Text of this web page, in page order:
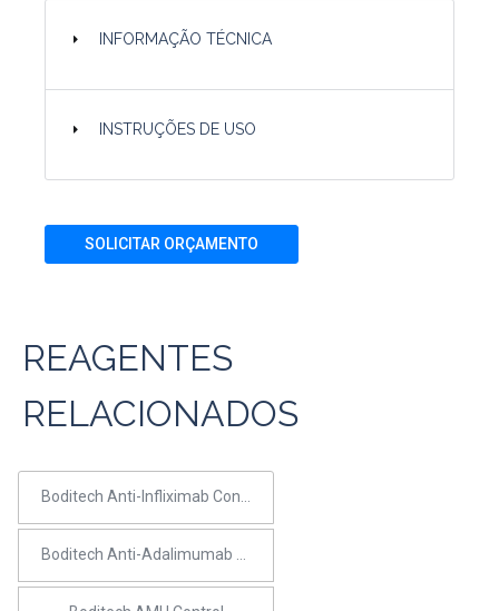
INFORMAÇÃO TÉCNICA
INSTRUÇÕES DE USO
SOLICITAR ORÇAMENTO
REAGENTES
RELACIONADOS